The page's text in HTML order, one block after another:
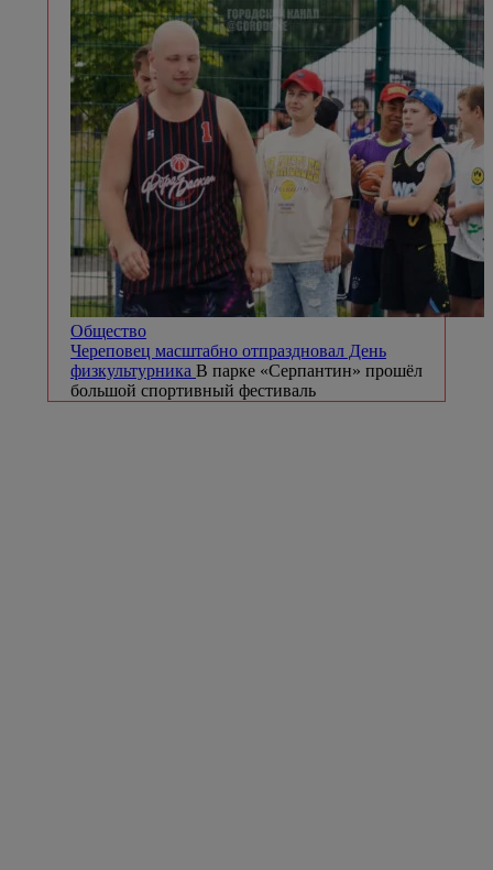
Общество
Череповец масштабно отпраздновал День
физкультурника В парке «Серпантин» прошёл
большой спортивный фестиваль